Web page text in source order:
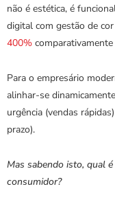
não é estética, é
digital com gestão de
400%
Para o empresário
alinhar-se
urgência (vendas
prazo).
Mas sabendo isto, qual
consumidor?